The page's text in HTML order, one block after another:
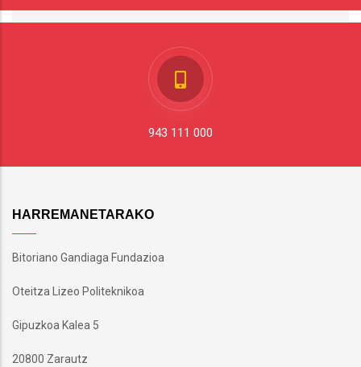
943 111 000
HARREMANETARAKO
Bitoriano Gandiaga Fundazioa
Oteitza Lizeo Politeknikoa
Gipuzkoa Kalea 5
20800 Zarautz